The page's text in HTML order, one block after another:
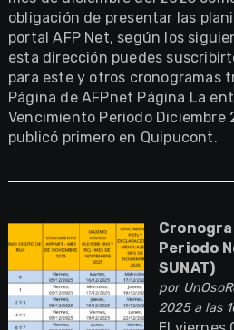
obligación de presentar las
portal AFP Net, según los
esta dirección puedes
para este y otros cronogramas
Página de AFPnet Página La
Vencimiento Periodo Diciembre
publicó primero en Quipucont.
Periodo
SUNAT)
por
2025 a las